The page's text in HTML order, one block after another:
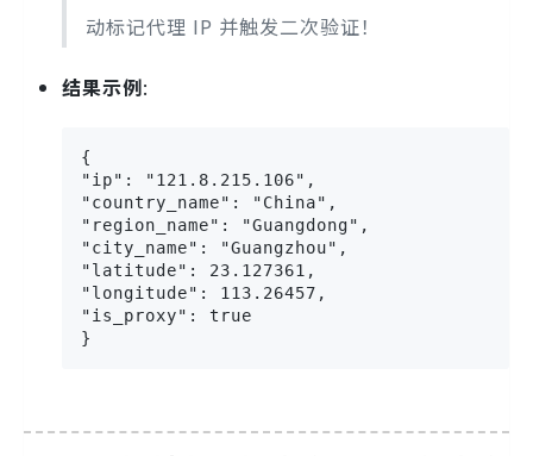
动标记代理 IP 并触发二次验证！
结果示例:
{
"ip": "121.8.215.106",
"country_name": "China",
"region_name": "Guangdong",
"city_name": "Guangzhou",
"latitude": 23.127361,
"longitude": 113.26457,
"is_proxy": true
}